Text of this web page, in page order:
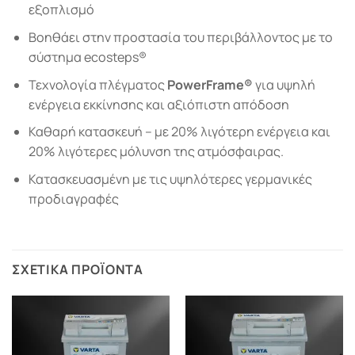
εξοπλισμό
Βοηθάει στην προστασία του περιβάλλοντος με το
σύστημα ecosteps®
Τεχνολογία πλέγµατοςPowerFrame®για υψηλή
ενέργεια εκκίνησης και αξιόπιστη απόδοση
Καθαρή κατασκευή – µε 20% λιγότερη ενέργεια και
20% λιγότερες μόλυνση της ατμόσφαιρας.
Κατασκευασμένη με τις υψηλότερες γερμανικές
προδιαγραφές
ΣΧΕΤΙΚΆ ΠΡΟΪΌΝΤΑ